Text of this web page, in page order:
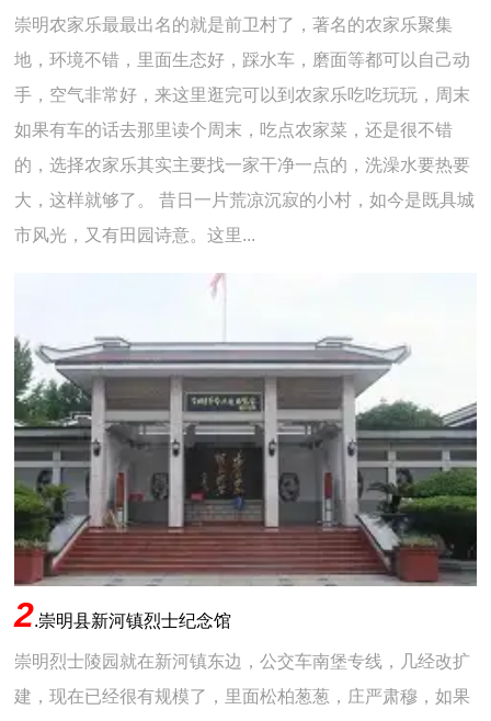
崇明农家乐最最出名的就是前卫村了，著名的农家乐聚集
地，环境不错，里面生态好，踩水车，磨面等都可以自己动
手，空气非常好，来这里逛完可以到农家乐吃吃玩玩，周末
如果有车的话去那里读个周末，吃点农家菜，还是很不错
的，选择农家乐其实主要找一家干净一点的，洗澡水要热要
大，这样就够了。 昔日一片荒凉沉寂的小村，如今是既具城
市风光，又有田园诗意。这里...
2.崇明县新河镇烈士纪念馆
崇明烈士陵园就在新河镇东边，公交车南堡专线，几经改扩
建，现在已经很有规模了，里面松柏葱葱，庄严肃穆，如果